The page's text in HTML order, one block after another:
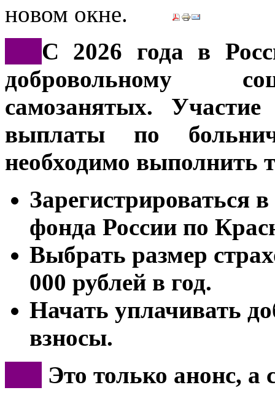
С 2026 года в
добровольному
самозанятых.
выплаты по
необходимо выполнить
Зарегистрироваться
фонда России по
Выбрать размер
000 рублей в год.
Начать уплачивать
взносы.
Это только анонс, а